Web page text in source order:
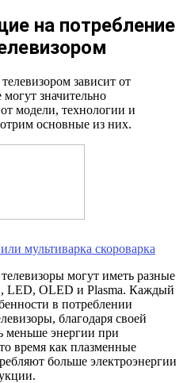
на потребление
зависит от
значительно
модели, технологии и
основные из них.
мультиварка скороварка
могут иметь разные
LED, OLED и Plasma. Каждый
в потреблении
благодаря своей
меньше энергии при
время как плазменные
больше электроэнергии